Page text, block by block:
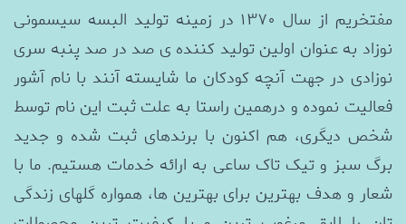
مفتخریم از سال 1370 در زمینه تولید البسه سیسمونی
نوزاد به عنوان اولین تولید کننده ی صد در صد پنبه سری
نوزادی در جهت آنچه کودکان ما شایسته آنند با نام آشور
فعالیت نموده و درهمین راستا به علت ثبت این نام توسط
شخص دیگری، هم اکنون با برندهای ثبت شده و جدید
برگ سبز و تیک تاک ساعی به ارائه خدمات هستیم. ما با
شعار و هدف بهترین برای بهترین ها، همواره گلهای زندگی